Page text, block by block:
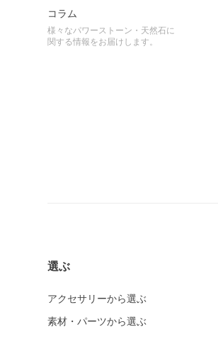
コラム
様々なパワーストーン・天然石に
関する情報をお届けします。
選ぶ
アクセサリーから選ぶ
素材・パーツから選ぶ